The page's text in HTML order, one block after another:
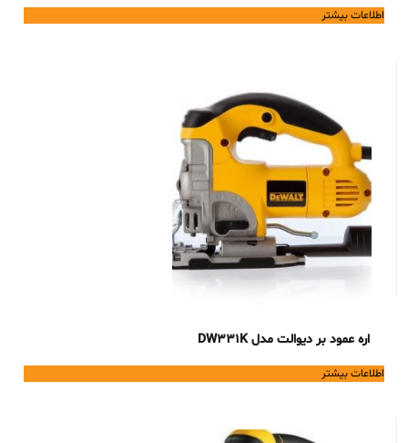
اطلاعات بیشتر
اره عمود بر دیوالت مدل DW331K
اطلاعات بیشتر